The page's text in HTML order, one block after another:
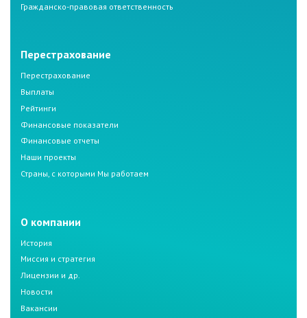
Гражданско-правовая ответственность
Перестрахование
Перестрахование
Выплаты
Рейтинги
Финансовые показатели
Финансовые отчеты
Наши проекты
Страны, с которыми Мы работаем
О компании
История
Миссия и стратегия
Лицензии и др.
Новости
Вакансии